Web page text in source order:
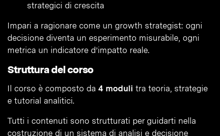
strategici di crescita
Impari a ragionare come un growth strategist: ogni
decisione diventa un esperimento misurabile, ogni
metrica un indicatore d’impatto reale.
Struttura del corso
Il corso è composto da 4 moduli tra teoria, strategie
e tutorial analitici.
Tutti i contenuti sono strutturati per guidarti nella
costruzione di un sistema di analisi e decisione